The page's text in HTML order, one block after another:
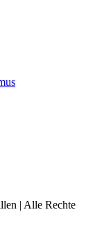
| Alle Rechte